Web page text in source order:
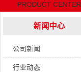
PRODUCT CENTER
新闻中心
公司新闻
行业动态